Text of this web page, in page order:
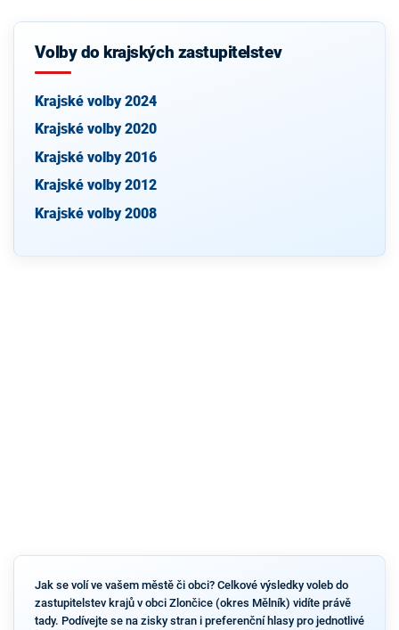
Volby do krajských zastupitelstev
Krajské volby 2024
Krajské volby 2020
Krajské volby 2016
Krajské volby 2012
Krajské volby 2008
Jak se volí ve vašem městě či obci? Celkové výsledky voleb do
zastupitelstev krajů v obci Zlončice (okres Mělník) vidíte právě
tady. Podívejte se na zisky stran i preferenční hlasy pro jednotlivé